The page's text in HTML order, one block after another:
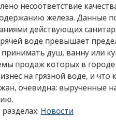
несоответствие
железа. Данные
действующих
воде превышает
душ, ванну или
продаж которых в
на грязной воде, и что
очевидна: вырученные
Новости